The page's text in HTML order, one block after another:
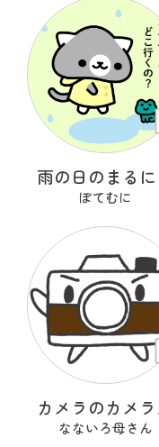
雨の日のまるに
ぽてむに
カメラのカメ
なないろ母さん